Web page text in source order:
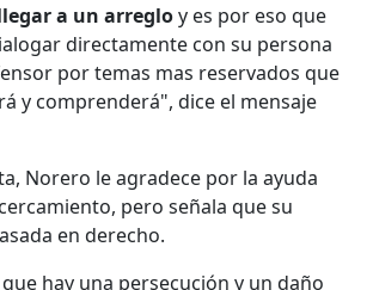
a un arregloy es por eso que
directamente con su persona
por temas mas reservados que
y comprenderá", dice el mensaje
Norero le agradece por la ayuda
pero señala que su
en derecho.
hay una persecución y un daño